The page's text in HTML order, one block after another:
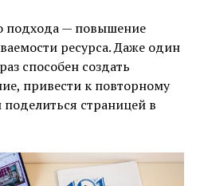
подхода — повышение
ресурса. Даже один
способен создать
привести к повторному
страницей в